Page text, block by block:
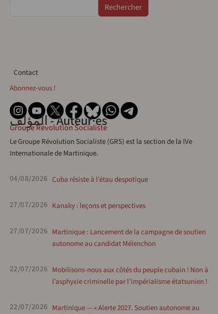
Contact
Contact
Abonnez-vous !
المؤلف - Auteur·es
Groupe Révolution Socialiste
Le Groupe Révolution Socialiste (GRS) est la section de la IVe
Internationale de Martinique.
04/08/2026 Cuba résiste à l’étau despotique
27/07/2026 Kanaky : leçons et perspectives
27/07/2026 Martinique : Lancement de la campagne de soutien
autonome au candidat Mélenchon
22/07/2026 Mobilisons-nous aux côtés du peuple cubain ! Non à
l’asphyxie criminelle par l’impérialisme étatsunien !
22/07/2026 Martinique — « Alerte 2027. Soutien autonome au